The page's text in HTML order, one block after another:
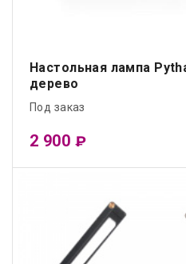
Настольная лампа
дерево
Под заказ
2 900 ₽